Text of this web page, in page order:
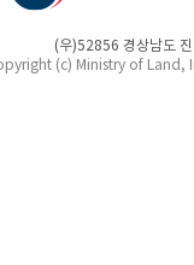
(우)52856 경상남도
(c) Ministry of Land,